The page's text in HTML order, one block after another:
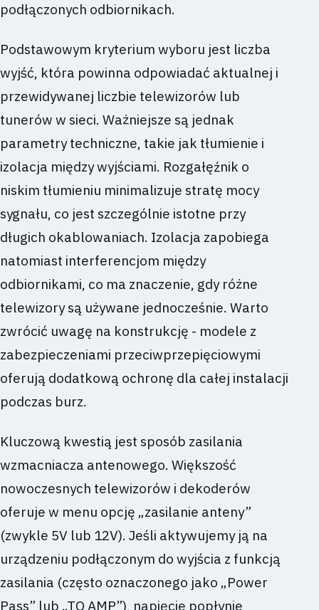
podłączonych odbiornikach.
Podstawowym kryterium wyboru jest liczba
wyjść, która powinna odpowiadać aktualnej i
przewidywanej liczbie telewizorów lub
tunerów w sieci. Ważniejsze są jednak
parametry techniczne, takie jak tłumienie i
izolacja między wyjściami. Rozgałęźnik o
niskim tłumieniu minimalizuje stratę mocy
sygnału, co jest szczególnie istotne przy
długich okablowaniach. Izolacja zapobiega
natomiast interferencjom między
odbiornikami, co ma znaczenie, gdy różne
telewizory są używane jednocześnie. Warto
zwrócić uwagę na konstrukcję - modele z
zabezpieczeniami przeciwprzepięciowymi
oferują dodatkową ochronę dla całej instalacji
podczas burz.
Kluczową kwestią jest sposób zasilania
wzmacniacza antenowego. Większość
nowoczesnych telewizorów i dekoderów
oferuje w menu opcję „zasilanie anteny”
(zwykle 5V lub 12V). Jeśli aktywujemy ją na
urządzeniu podłączonym do wyjścia z funkcją
zasilania (często oznaczonego jako „Power
Pass” lub „TO AMP”), napięcie popłynie